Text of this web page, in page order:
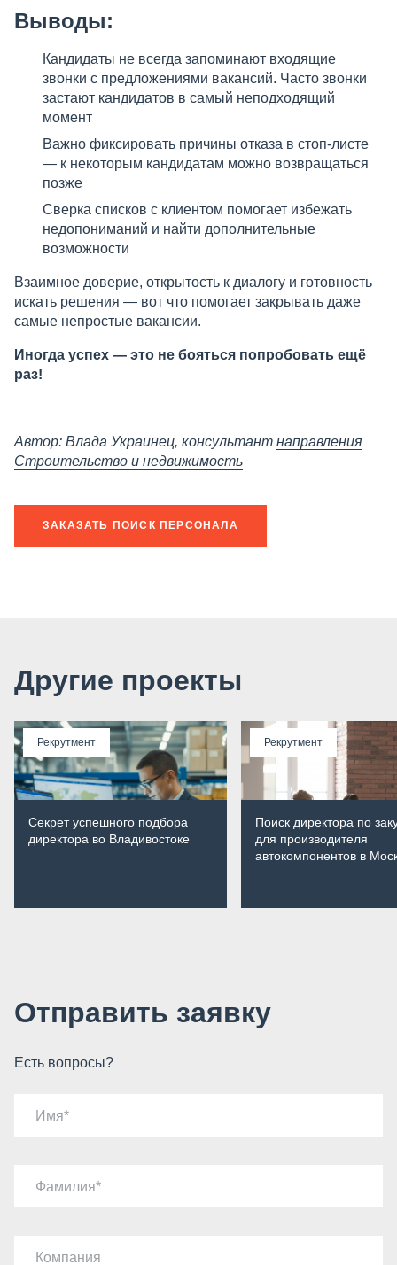
Выводы:
Кандидаты не всегда запоминают входящие
звонки с предложениями вакансий. Часто звонки
застают кандидатов в самый неподходящий
момент
Важно фиксировать причины отказа в стоп-листе
— к некоторым кандидатам можно возвращаться
позже
Сверка списков с клиентом помогает избежать
недопониманий и найти дополнительные
возможности
Взаимное доверие, открытость к диалогу и готовность
искать решения — вот что помогает закрывать даже
самые непростые вакансии.
Иногда успех — это не бояться попробовать ещё
раз!
Автор: Влада Украинец, консультант направления
Строительство и недвижимость
ЗАКАЗАТЬ ПОИСК ПЕРСОНАЛА
Другие проекты
Рекрутмент
Секрет успешного подбора
директора во Владивостоке
Рекрутмент
Поиск директора по
для производителя
автокомпонентов в
Отправить заявку
Есть вопросы?
Имя
Фамилия
Компания